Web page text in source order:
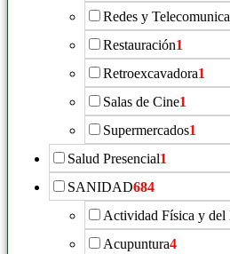
Redes y
Restauración1
Retroexcavadora1
Salas de Cine1
Supermercados1
Salud Presencial1
SANIDAD684
Actividad Física y del
Acupuntura4